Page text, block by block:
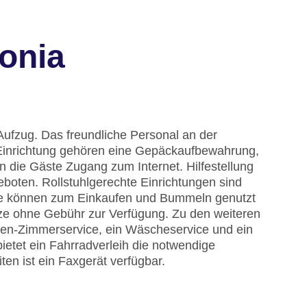
Das freundliche Personal an der
gehören eine Gepäckaufbewahrung,
die Gäste Zugang zum Internet. Hilfestellung
Rollstuhlgerechte Einrichtungen sind
zum Einkaufen und Bummeln genutzt
ohne Gebühr zur Verfügung. Zu den weiteren
Zimmerservice, ein Wäscheservice und ein
ein Fahrradverleih die notwendige
ist ein Faxgerät verfügbar.